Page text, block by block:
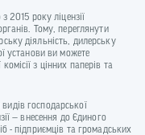
2015 року ліцензії
Тому, переглянути
діяльність, дилерську
установи ви можете
з цінних паперів та
господарської
— внесення до Єдиного
- підприємців та громадських